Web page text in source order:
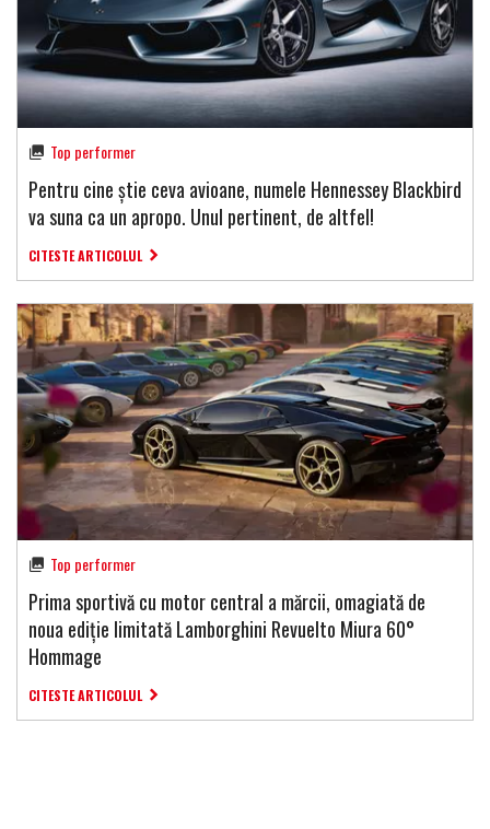
Top performer
Pentru cine știe ceva avioane, numele Hennessey Blackbird
va suna ca un apropo. Unul pertinent, de altfel!
CITESTE ARTICOLUL
Top performer
Prima sportivă cu motor central a mărcii, omagiată de
noua ediție limitată Lamborghini Revuelto Miura 60°
Hommage
CITESTE ARTICOLUL